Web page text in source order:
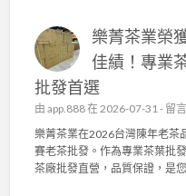
頂
級
茶
發
供
應
商
高
密
度
棉
、
機
能
布
專
業
實
沙
椅
墊
訂
樂菁茶業榮
佳績！專業
批發首選
由 app.888在 2026-07-31 - 在
〈
樂
菁
茶
留
樂菁茶業在2026台灣陳年老茶
賽老茶批發。作為專業茶葉批
茶廠批發直營，品質保證，是